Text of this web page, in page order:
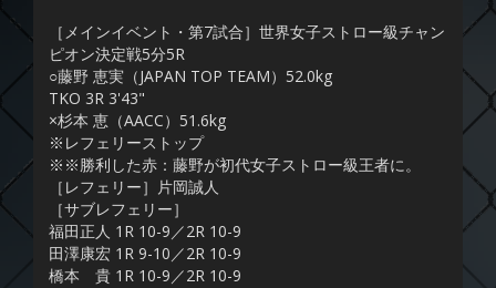
［メインイベント・第7試合］世界女子ストロー級チャン
ピオン決定戦5分5R
○藤野 恵実（JAPAN TOP TEAM）52.0kg
TKO 3R 3'43"
×杉本 恵（AACC）51.6kg
※レフェリーストップ
※※勝利した赤：藤野が初代女子ストロー級王者に。
［レフェリー］片岡誠人
［サブレフェリー］
福田正人 1R 10-9／2R 10-9
田澤康宏 1R 9-10／2R 10-9
橋本 貴 1R 10-9／2R 10-9